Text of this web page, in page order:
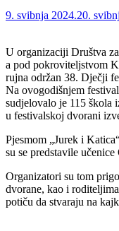
9. svibnja 2024.20.
U organizaciji Društva
a pod pokroviteljstvom
rujna održan 38. Dječji
Na ovogodišnjem
sudjelovalo je 115 škola
u festivalskoj dvorani
Pjesmom „Jurek i
su se predstavile
Organizatori su tom
dvorane, kao i
potiču da stvaraju na